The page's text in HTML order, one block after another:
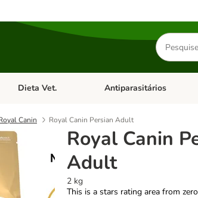
Pesquisar
produtos
Cães
Abrir menu de categoria: Gatos
Dieta Vet. Abrir menu de categoria:
Antiparasitários
Canin Royal Canin Persian Adult
Royal Canin
Adult
2 kg
This is a stars rating area from